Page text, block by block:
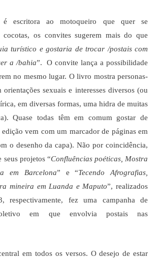
escritora ao motoqueiro que quer se
cocotas, os convites sugerem mais do que
turístico e gostaria de trocar /postais com
a /bahia”. O convite lança a possibilidade
no mesmo lugar. O livro mostra personas-
sexuais e interesses diversos (ou
em diversas formas, uma hidra de muitas
Quase todas têm em comum gostar de
vem com um marcador de páginas em
o desenho da capa). Não por coincidência,
seus projetos “Confluências poéticas, Mostra
em Barcelona” e “Tecendo Afrografias,
mineira em Luanda e Maputo”, realizados
respectivamente, fez uma campanha de
em que envolvia postais nas
em todos os versos. O desejo de estar